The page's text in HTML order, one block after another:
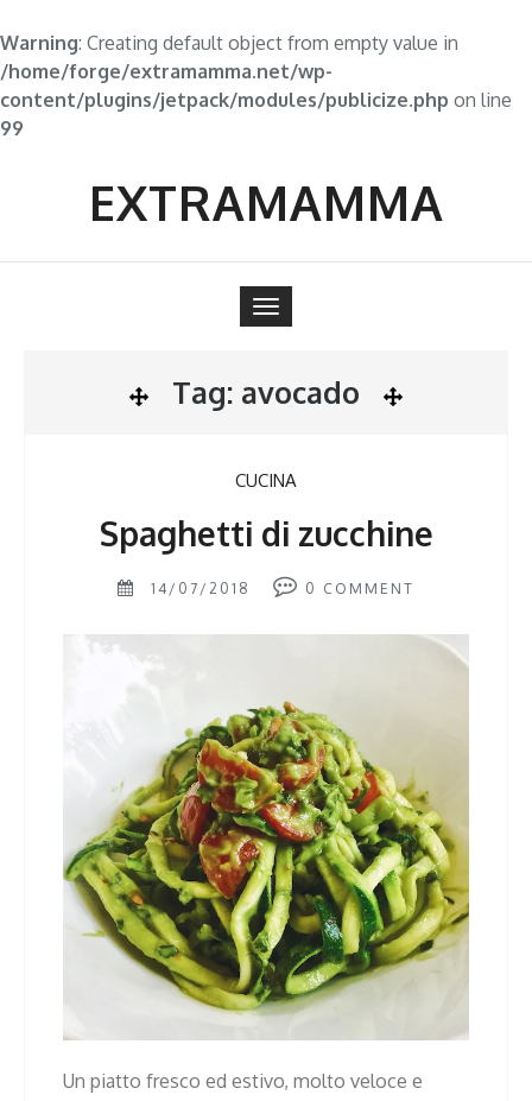
Warning: Creating default object from empty value in
/home/forge/extramamma.net/wp-
content/plugins/jetpack/modules/publicize.php on line
99
EXTRAMAMMA
Toggle
navigation
Tag: avocado
CUCINA
Spaghetti di zucchine
14/07/2018 0 COMMENT
Un piatto fresco ed estivo, molto veloce e